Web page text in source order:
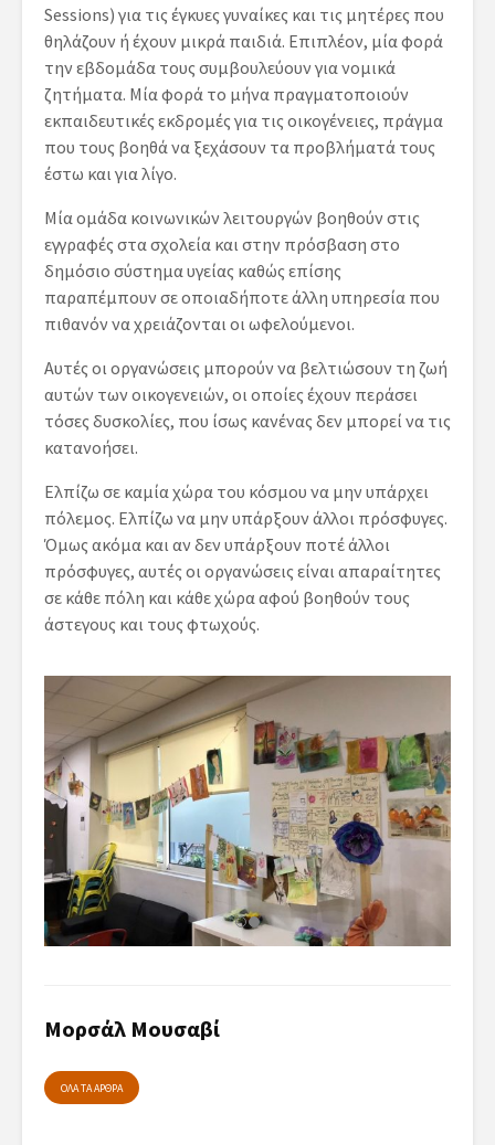
Sessions) για τις έγκυες γυναίκες και τις μητέρες που
θηλάζουν ή έχουν μικρά παιδιά. Επιπλέον, μία φορά
την εβδομάδα τους συμβουλεύουν για νομικά
ζητήματα. Μία φορά το μήνα πραγματοποιούν
εκπαιδευτικές εκδρομές για τις οικογένειες, πράγμα
που τους βοηθά να ξεχάσουν τα προβλήματά τους
έστω και για λίγο.
Μία ομάδα κοινωνικών λειτουργών βοηθούν στις
εγγραφές στα σχολεία και στην πρόσβαση στο
δημόσιο σύστημα υγείας καθώς επίσης
παραπέμπουν σε οποιαδήποτε άλλη υπηρεσία που
πιθανόν να χρειάζονται οι ωφελούμενοι.
Αυτές οι οργανώσεις μπορούν να βελτιώσουν τη ζωή
αυτών των οικογενειών, οι οποίες έχουν περάσει
τόσες δυσκολίες, που ίσως κανένας δεν μπορεί να τις
κατανοήσει.
Ελπίζω σε καμία χώρα του κόσμου να μην υπάρχει
πόλεμος. Ελπίζω να μην υπάρξουν άλλοι πρόσφυγες.
Όμως ακόμα και αν δεν υπάρξουν ποτέ άλλοι
πρόσφυγες, αυτές οι οργανώσεις είναι απαραίτητες
σε κάθε πόλη και κάθε χώρα αφού βοηθούν τους
άστεγους και τους φτωχούς.
Μορσάλ Μουσαβί
ΟΛΑ ΤΑ ΑΡΘΡΑ